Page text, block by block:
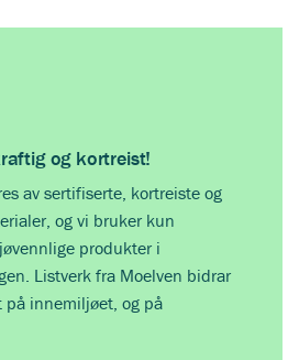
og kortreist!
av sertifiserte, kortreiste og
og vi bruker kun
produkter i
Listverk fra Moelven bidrar
innemiljøet, og på